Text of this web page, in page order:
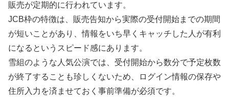
販売が定期的に行われています。
JCB枠の特徴は、販売告知から実際の受付開始までの期間
が短いことがあり、情報をいち早くキャッチした人が有利
になるというスピード感にあります。
雪組のような人気公演では、受付開始から数分で予定枚数
が終了することも珍しくないため、ログイン情報の保存や
住所入力を済ませておく事前準備が必須です。